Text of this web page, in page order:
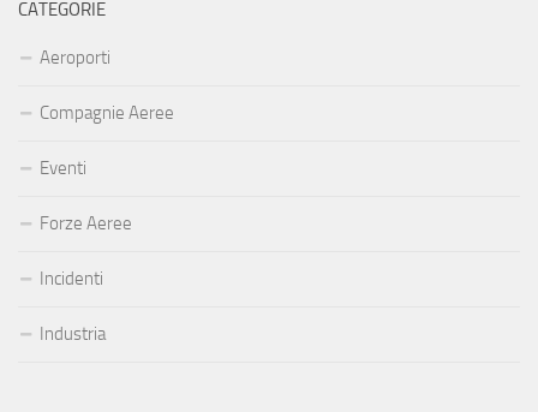
CATEGORIE
Aeroporti
Compagnie Aeree
Eventi
Forze Aeree
Incidenti
Industria